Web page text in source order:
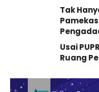
Tak
Usai
Ruang